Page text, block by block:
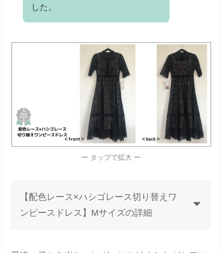
した。
ー タップで拡大 ー
【配色レース×ハシゴレース切り替えワ
ンピースドレス】Mサイズの詳細